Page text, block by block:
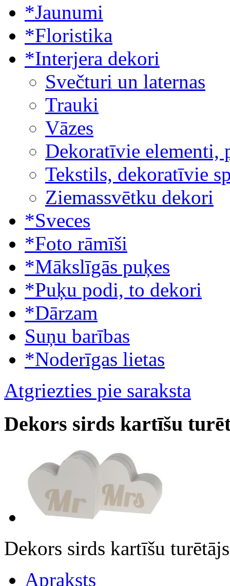
*Jaunumi
*Floristika
*Interjera dekori
Svečturi un laternas
Trauki
Vāzes
Dekoratīvie elementi,
Tekstils, dekoratīvie
Ziemassvētku dekori
*Sveces
*Foto rāmīši
*Mākslīgās puķes
*Puķu podi, to dekori
*Dārzam
Suņu barības
*Noderīgas lietas
Atgriezties pie saraksta
Dekors sirds kartīšu
Dekors sirds kartīšu
Apraksts